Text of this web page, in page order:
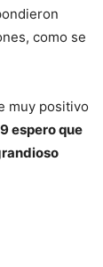
como se
muy positivo
espero que